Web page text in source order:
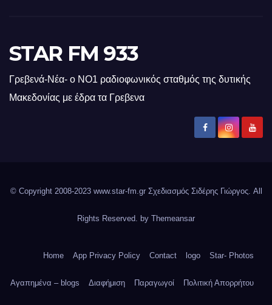
STAR FM 933
Γρεβενά-Νέα- ο ΝΟ1 ραδιοφωνικός σταθμός της δυτικής
Μακεδονίας με έδρα τα Γρεβενα
© Copyright 2008-2023 www.star-fm.gr Σχεδιασμός Σιδέρης Γιώργος. All
Rights Reserved. by Themeansar
Home App Privacy Policy Contact logo Star- Photos
Αγαπημένα – blogs Διαφήμιση Παραγωγοί Πολιτική Απορρήτου